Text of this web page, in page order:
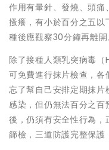
作用有暈針、發燒、頭痛
搔癢，有小於百分之五
種後應觀察30分鐘再離開
除了接種人類乳突病毒
可免費進行抹片檢查，
忘了幫自己安排定期抹片
感染，但仍無法百分之
後，仍須有安全性行為
篩檢，三道防護完整保護